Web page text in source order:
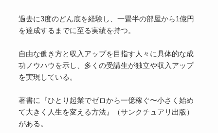
過去に3度のどん底を経験し、一畳半の部屋から1億円
を達成するまでに至る実績を持つ。
自由な働き方と収入アップを目指す人々に具体的な成
功ノウハウを示し、多くの受講生が独立や収入アップ
を実現している。
著書に『ひとり起業でゼロから一億稼ぐ〜小さく始め
て大きく人生を変える方法』（サンクチュアリ出版）
がある。